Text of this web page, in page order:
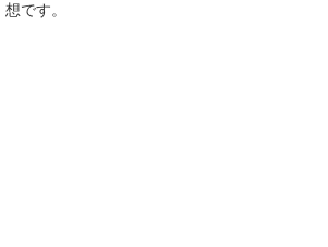
想です。